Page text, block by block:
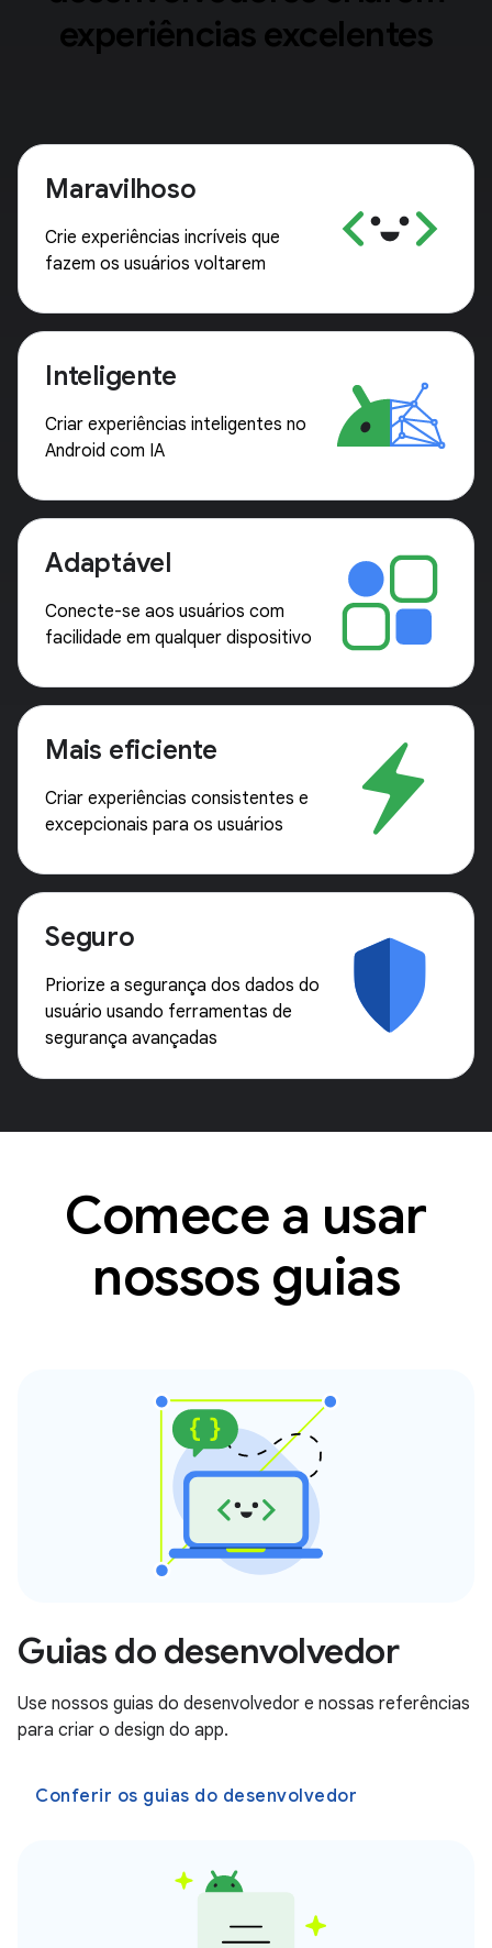
experiências excelentes
Maravilhoso
Crie experiências incríveis que
fazem os usuários voltarem
Inteligente
Criar experiências inteligentes no
Android com IA
Adaptável
Conecte-se aos usuários com
facilidade em qualquer dispositivo
Mais eficiente
Criar experiências consistentes e
excepcionais para os usuários
Seguro
Priorize a segurança dos dados do
usuário usando ferramentas de
segurança avançadas
Comece a usar
nossos guias
Guias do desenvolvedor
Use nossos guias do desenvolvedor e nossas referências
para criar o design do app.
Conferir os guias do desenvolvedor